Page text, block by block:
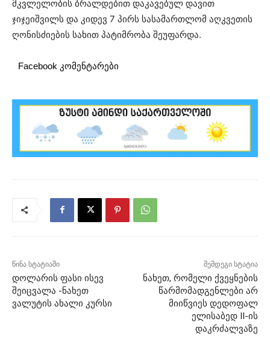
მკვლელობის ბრალდებით დაკავებულ დავით
ჯიჯეიშვილს და კიდევ 7 პირს სასამართლომ აღკვეთის
ღონისძიების სახით პატიმრობა შეუფარდა.
Facebook კომენტარები
წინა სტატიაში
დოლარის ფასი ისევ
შეიცვალა -ნახეთ
ვალუტის ახალი კურსი
შემდეგი სტატია
ნახეთ, რომელი ქვეყნების
წარმომადგენლები არ
მიიწვიეს დედოფალ
ელისაბედ II-ის
დაკრძალვაზე